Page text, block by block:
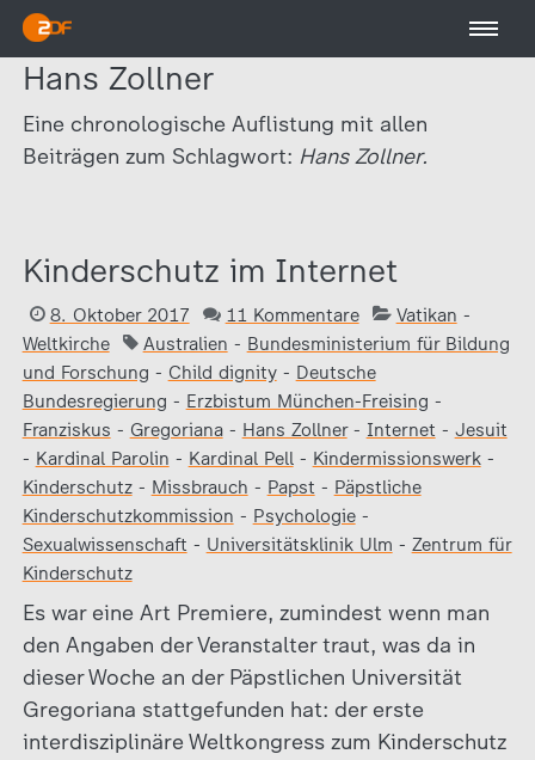
Hans Zollner
Eine chronologische Auflistung mit allen
Beiträgen zum Schlagwort: Hans Zollner.
Kinderschutz im Internet
8. Oktober 2017 11 Kommentare Vatikan -
Weltkirche
Australien - Bundesministerium für Bildung
und Forschung - Child dignity- Deutsche
Bundesregierung - Erzbistum München-Freising -
Franziskus - Gregoriana- Hans Zollner- Internet - Jesuit
- Kardinal Parolin - Kardinal Pell- Kindermissionswerk-
Kinderschutz- Missbrauch - Papst - Päpstliche
Kinderschutzkommission - Psychologie-
Sexualwissenschaft - Universitätsklinik Ulm - Zentrum für
Kinderschutz
Es war eine Art Premiere, zumindest wenn man
den Angaben der Veranstalter traut, was da in
dieser Woche an der Päpstlichen Universität
Gregoriana stattgefunden hat: der erste
interdisziplinäre Weltkongress zum Kinderschutz